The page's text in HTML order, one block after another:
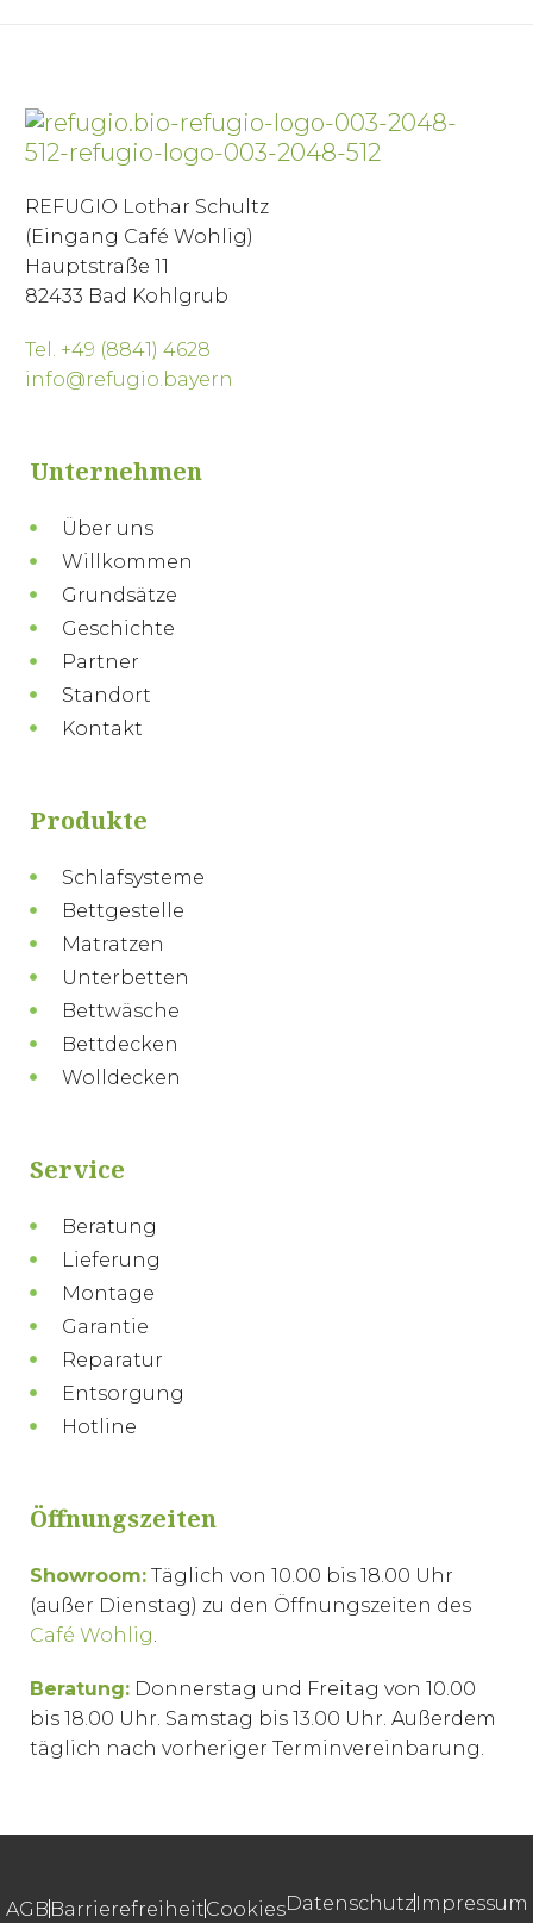
REFUGIO Lothar Schultz
(Eingang Café Wohlig)
Hauptstraße 11
82433 Bad Kohlgrub
Tel. +49 (8841) 4628
info@refugio.bayern
Unternehmen
Über uns
Willkommen
Grundsätze
Geschichte
Partner
Standort
Kontakt
Produkte
Schlafsysteme
Bettgestelle
Matratzen
Unterbetten
Bettwäsche
Bettdecken
Wolldecken
Service
Beratung
Lieferung
Montage
Garantie
Reparatur
Entsorgung
Hotline
Öffnungszeiten
Showroom: Täglich von 10.00 bis 18.00 Uhr
(außer Dienstag) zu den Öffnungszeiten des
Café Wohlig.
Beratung: Donnerstag und Freitag von 10.00
bis 18.00 Uhr. Samstag bis 13.00 Uhr. Außerdem
täglich nach vorheriger Terminvereinbarung.
AGB BarrierefreiheitCookiesDatenschutzImpressum